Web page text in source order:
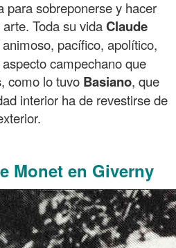
para sobreponerse y hacer
Toda su vidaClaude
pacífico, apolítico,
campechano que
como lo tuvo Basiano, que
interior ha de revestirse de
Monet en Giverny